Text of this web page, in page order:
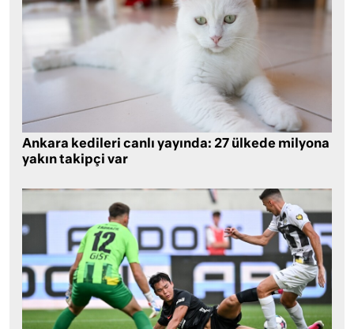
Ankara kedileri canlı yayında: 27 ülkede milyona
yakın takipçi var